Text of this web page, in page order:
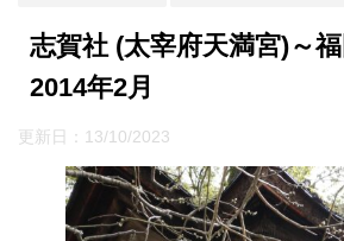
志賀社 (太宰府天満宮)～
2014年2月
更新日： 13/10/2023